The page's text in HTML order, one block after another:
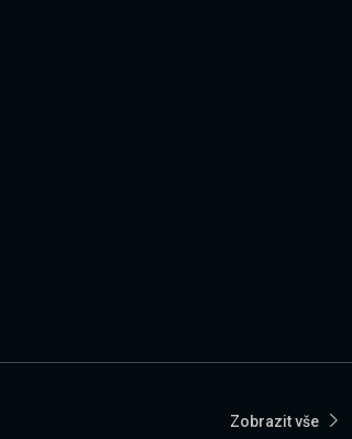
Zobrazit vše